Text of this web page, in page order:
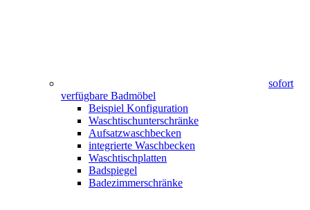
sofort
verfügbare Badmöbel
Beispiel Konfiguration
Waschtischunterschränke
Aufsatzwaschbecken
integrierte Waschbecken
Waschtischplatten
Badspiegel
Badezimmerschränke